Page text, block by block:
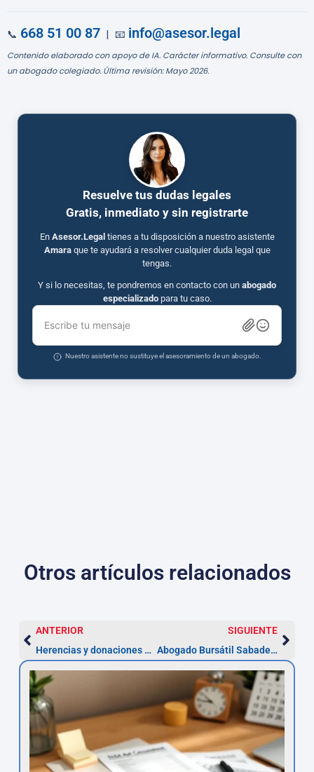
📞 668 51 00 87 | 📧 info@asesor.legal
Contenido elaborado con apoyo de IA. Carácter informativo. Consulte con
un abogado colegiado. Última revisión: Mayo 2026.
Resuelve tus dudas legales
Gratis, inmediato y sin registrarte
En Asesor.Legal tienes a tu disposición a nuestro asistente
Amaraque te ayudará a resolver cualquier duda legal que
tengas.
Y si lo necesitas, te pondremos en contacto con un abogado
especializadopara tu caso.
Escribe tu mensaje
Nuestro asistente no sustituye el asesoramiento de un abogado.
Otros artículos relacionados
ANTERIOR
Herencias y donaciones en Sabadell: plazo 6 meses y pasos
SIGUIENTE
Abogado Bursátil Sabadell — Reclama en 4 semanas